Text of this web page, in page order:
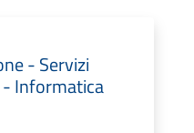
- Servizi
Informatica